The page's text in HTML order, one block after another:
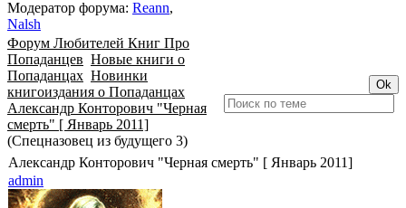
Модератор форума: Reann,
Nalsh
Форум Любителей Книг Про
Попаданцев Новые книги о
Попаданцах Новинки
книгоиздания о Попаданцах
Александр Конторович "Черная
смерть" [ Январь 2011]
(Спецназовец из будущего 3)
Александр Конторович "Черная смерть" [ Январь 2011]
admin